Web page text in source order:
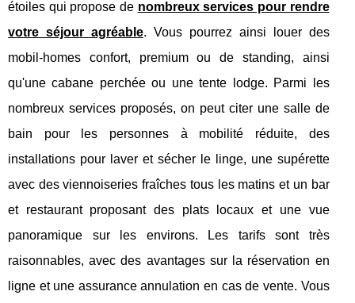
étoiles qui propose de nombreux services pour rendre
votre séjour agréable. Vous pourrez ainsi louer des
mobil-homes confort, premium ou de standing, ainsi
qu'une cabane perchée ou une tente lodge. Parmi les
nombreux services proposés, on peut citer une salle de
bain pour les personnes à mobilité réduite, des
installations pour laver et sécher le linge, une supérette
avec des viennoiseries fraîches tous les matins et un bar
et restaurant proposant des plats locaux et une vue
panoramique sur les environs. Les tarifs sont très
raisonnables, avec des avantages sur la réservation en
ligne et une assurance annulation en cas de vente. Vous